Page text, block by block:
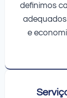
definimos
e